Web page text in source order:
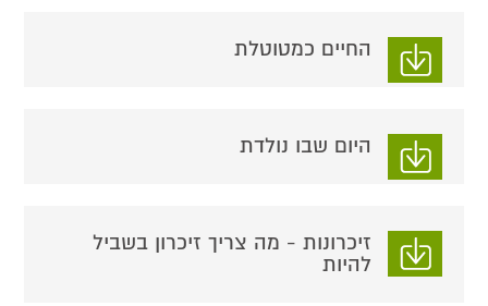
החיים כמטוטלת
היום שבו נולדת
זיכרונות - מה צריך זיכרון בשביל
להיות